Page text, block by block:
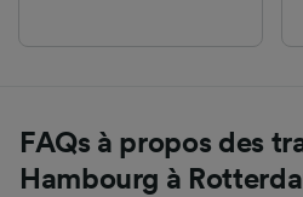
FAQs à propos des
Hambourg à